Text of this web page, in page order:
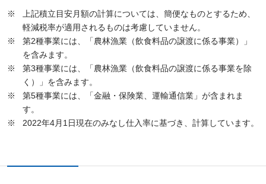
上記積立目安月額の計算については、簡便なものとするため、
軽減税率が適用されるものは考慮していません。
第2種事業には、「農林漁業（飲食料品の譲渡に係る事業）」
を含みます。
第3種事業には、「農林漁業（飲食料品の譲渡に係る事業を除
く）」を含みます。
第5種事業には、「金融・保険業、運輸通信業」が含まれま
す。
2022年4月1日現在のみなし仕入率に基づき、計算しています。